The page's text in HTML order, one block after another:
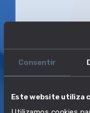
Consentir
Este website utiliza
TRANSIÇÃO MAIS
Agrónomo